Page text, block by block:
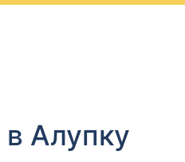
в Алупку